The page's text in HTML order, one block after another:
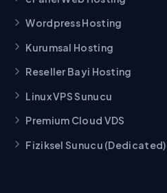
Wordpress Hosting
Kurumsal Hosting
Reseller Bayi Hosting
Linux VPS Sunucu
Premium Cloud VDS
Fiziksel Sunucu (Dedicated)